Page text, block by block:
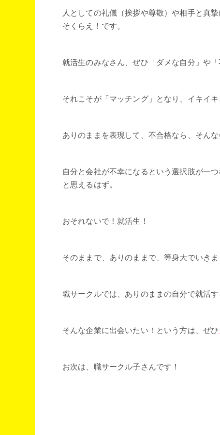
人としての礼儀（挨拶や尊敬）や相手と真
そくらえ！です。
就活生のみなさん、ぜひ「ダメな自分」や
それこそが「マッチング」となり、イキイ
ありのままを表現して、不合格なら、そん
自分と会社が不幸になるという選択肢が一
と思えるはず。
おそれないで！就活生！
そのままで、ありのままで、等身大でいきま
職サークルでは、ありのままの自分で就活
そんな企業に出会いたい！という方は、ぜひ
お次は、職サークル子さんです！